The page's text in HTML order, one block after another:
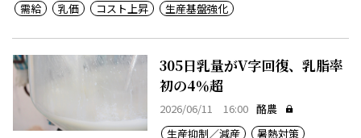
需給
乳価 コスト上昇 生産基盤強化
305日乳量がV字回復、乳脂率
初の4％超
2026/06/11 16:00 酪農
生産抑制／減産
暑熱対策